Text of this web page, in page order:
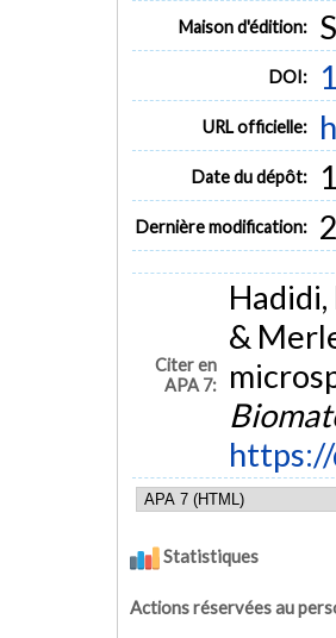
Maison d'édition:
DOI:
URL officielle:
Date du dépôt:
Dernière modification:
Citer en
APA 7:
Hadidi,
&
Statistiques
Actions réservées au